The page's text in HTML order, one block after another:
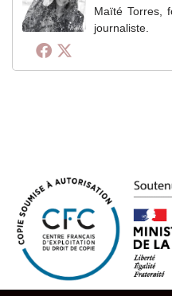
Maïté Torres,
journaliste.